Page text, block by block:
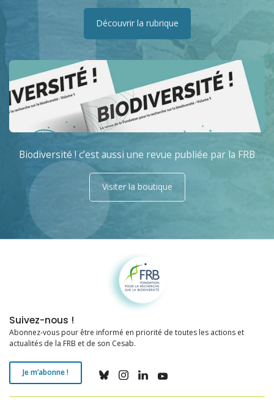
Découvrir la rubrique
Biodiversité ! c’est aussi une revue publiée par la FRB
Visiter la boutique
Fondation pour la recherche sur la biodiversité
Suivez-nous !
Abonnez-vous pour être informé en priorité de toutes les actions et
actualités de la FRB et de son Cesab.
Je m’abonne !